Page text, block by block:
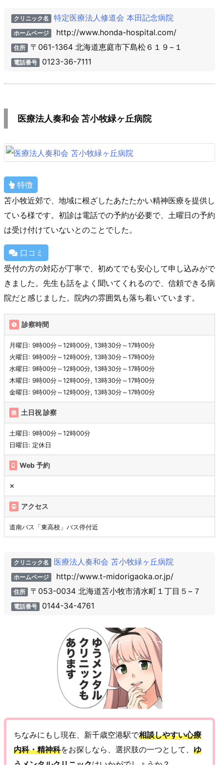
クリニック名 特定医療法人修道会 本田記念病院
ホームページ http://www.honda-hospital.com/
住所 〒061-1364 北海道恵庭市下島松６１９−１
電話番号 0123-36-7111
医療法人奏和会 苫小牧緑ヶ丘病院
特徴
苫小牧近郊で、地域に根ざしたあたたかい精神医療を提供し
ている様です。初診は電話での予約が必要で、土曜日の予約
は受け付けていないとのことでした。
口コミ
受付の方の対応が丁寧で、初めてでも安心して申し込みがで
きました。先生も話をよく聞いてくれるので、信頼できる病
院だと感じました。院内の雰囲気も落ち着いています。
診察時間
月曜日: 9時00分～12時00分, 13時30分～17時00分
火曜日: 9時00分～12時00分, 13時30分～17時00分
水曜日: 9時00分～12時00分, 13時30分～17時00分
木曜日: 9時00分～12時00分, 13時30分～17時00分
金曜日: 9時00分～12時00分, 13時30分～17時00分
土日祝 診察
土曜日: 9時00分～12時00分
日曜日: 定休日
Web 予約
✕
アクセス
道南バス「東高校」バス停付近
クリニック名 医療法人奏和会 苫小牧緑ヶ丘病院
ホームページ http://www.t-midorigaoka.or.jp/
住所 〒053-0034 北海道苫小牧市清水町１丁目５−７
電話番号 0144-34-4761
ちなみにもし現在、新千歳空港駅で相談しやすい心療
内科・精神科をお探しなら、選択肢の一つとして、 ゆ